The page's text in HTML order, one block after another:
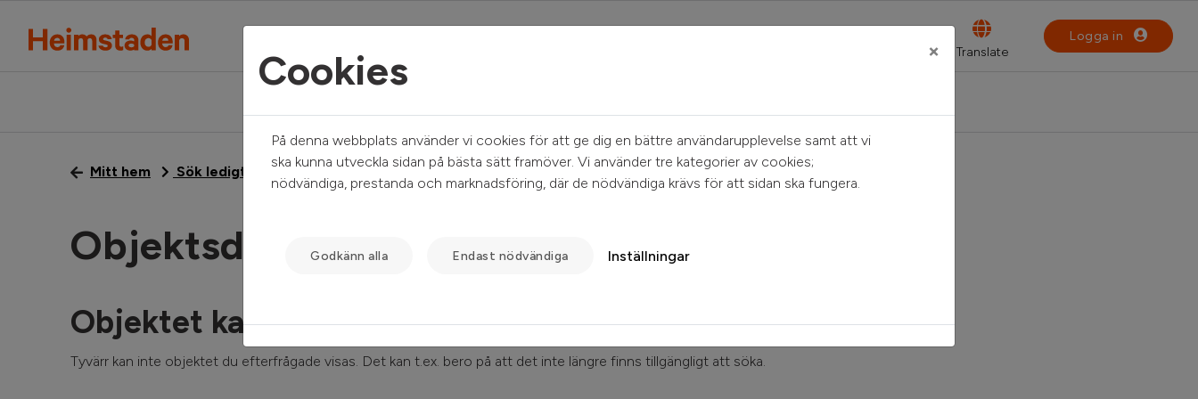
Logga in
Mitt hem Sök ledigt Objektsdetalj
Objektsdetalj
Objektet kan ej visas
Tyvärr kan inte objektet du efterfrågade visas. Det kan t.ex. bero på att det inte längre finns tillgängligt att söka.
Cookies ×
På denna webbplats använder vi cookies för att ge dig en bättre användarupplevelse samt att vi
ska kunna utveckla sidan på bästa sätt framöver. Vi använder tre kategorier av cookies;
nödvändiga, prestanda och marknadsföring, där de nödvändiga krävs för att sidan ska fungera.
Godkänn alla Endast nödvändiga Inställningar